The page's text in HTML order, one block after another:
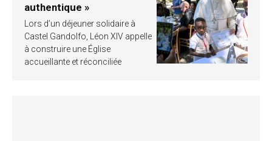
authentique »
Lors d’un déjeuner solidaire à
Castel Gandolfo, Léon XIV appelle
à construire une Église
accueillante et réconciliée